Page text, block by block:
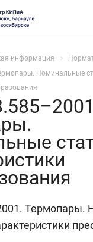
информация
Номинальные
Термопары.